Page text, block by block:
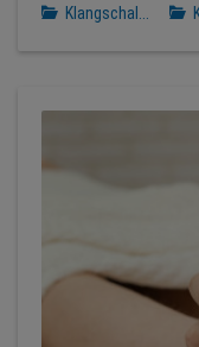
Klangschal...